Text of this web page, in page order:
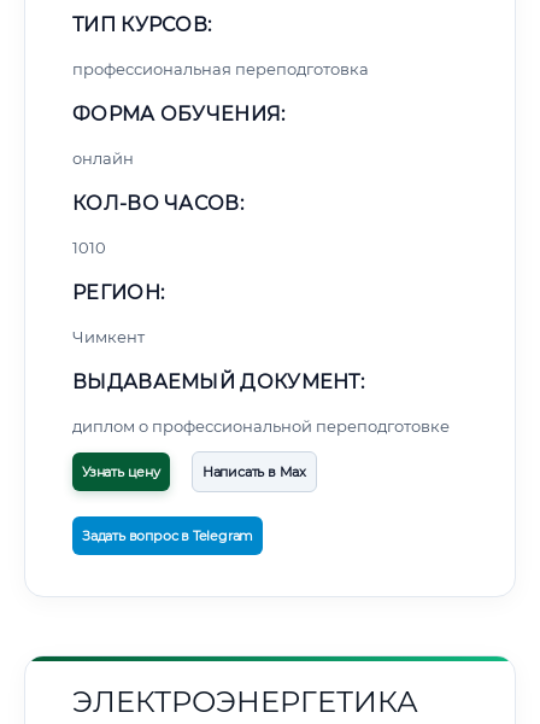
ТИП КУРСОВ:
профессиональная переподготовка
ФОРМА ОБУЧЕНИЯ:
онлайн
КОЛ-ВО ЧАСОВ:
1010
РЕГИОН:
Чимкент
ВЫДАВАЕМЫЙ ДОКУМЕНТ:
диплом о профессиональной переподготовке
Узнать цену Написать в Max
Задать вопрос в Telegram
ЭЛЕКТРОЭНЕРГЕТИКА